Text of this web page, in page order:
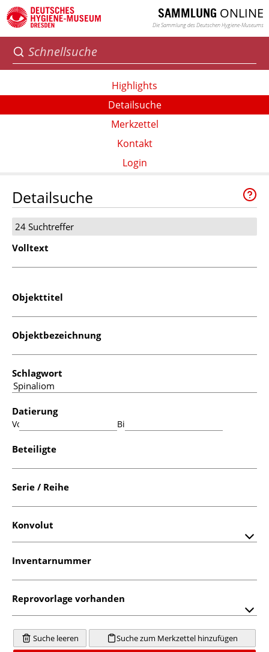
SAMMLUNG ONLINE
Die Sammlung des Deutschen Hygiene-Museums
Highlights
Detailsuche
Merkzettel
Kontakt
Login
Detailsuche
24 Suchtreffer
Volltext
Objekttitel
Objektbezeichnung
Schlagwort
Datierung
Von: Bis:
Beteiligte
Serie / Reihe
Konvolut
Inventarnummer
Reprovorlage vorhanden
Suche leeren Suche zum Merkzettel hinzufügen